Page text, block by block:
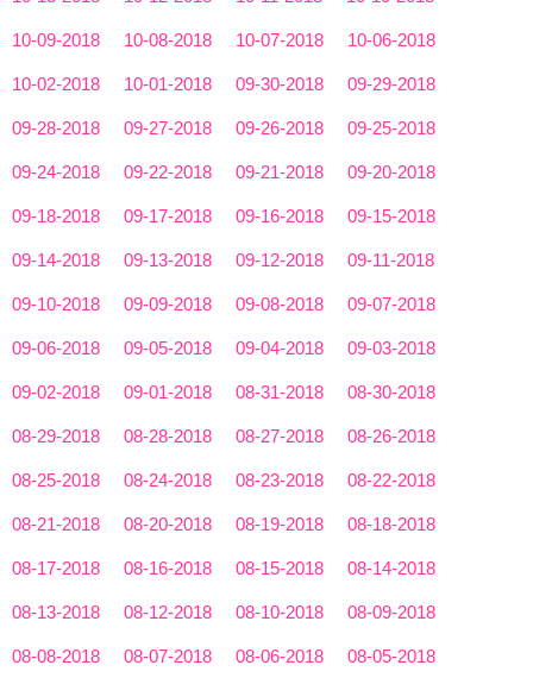
10-09-2018 10-08-2018 10-07-2018 10-06-2018
10-02-2018 10-01-2018 09-30-2018 09-29-2018
09-28-2018 09-27-2018 09-26-2018 09-25-2018
09-24-2018 09-22-2018 09-21-2018 09-20-2018
09-18-2018 09-17-2018 09-16-2018 09-15-2018
09-14-2018 09-13-2018 09-12-2018 09-11-2018
09-10-2018 09-09-2018 09-08-2018 09-07-2018
09-06-2018 09-05-2018 09-04-2018 09-03-2018
09-02-2018 09-01-2018 08-31-2018 08-30-2018
08-29-2018 08-28-2018 08-27-2018 08-26-2018
08-25-2018 08-24-2018 08-23-2018 08-22-2018
08-21-2018 08-20-2018 08-19-2018 08-18-2018
08-17-2018 08-16-2018 08-15-2018 08-14-2018
08-13-2018 08-12-2018 08-10-2018 08-09-2018
08-08-2018 08-07-2018 08-06-2018 08-05-2018